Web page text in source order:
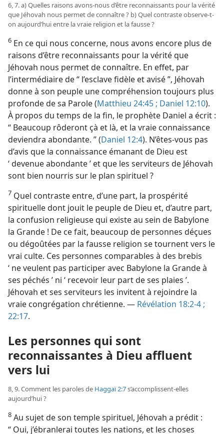
6, 7. a) Quelles raisons avons-​nous d’être reconnaissants pour la vérité
que Jéhovah nous permet de connaître ? b) Quel contraste observe-​t-​
on aujourd’hui entre la vraie religion et la fausse ?
6 En ce qui nous concerne, nous avons encore plus de
raisons d’être reconnaissants pour la vérité que
Jéhovah nous permet de connaître. En effet, par
l’intermédiaire de “ l’esclave fidèle et avisé ”, Jéhovah
donne à son peuple une compréhension toujours plus
profonde de sa Parole (Matthieu 24:45 ; Daniel 12:10).
À propos du temps de la fin, le prophète Daniel a écrit :
“ Beaucoup rôderont çà et là, et la vraie connaissance
deviendra abondante. ” (Daniel 12:4). N’êtes-​vous pas
d’avis que la connaissance émanant de Dieu est
‘ devenue abondante ’ et que les serviteurs de Jéhovah
sont bien nourris sur le plan spirituel ?
7 Quel contraste entre, d’une part, la prospérité
spirituelle dont jouit le peuple de Dieu et, d’autre part,
la confusion religieuse qui existe au sein de Babylone
la Grande ! De ce fait, beaucoup de personnes déçues
ou dégoûtées par la fausse religion se tournent vers le
vrai culte. Ces personnes comparables à des brebis
‘ ne veulent pas participer avec Babylone la Grande à
ses péchés ’ ni ‘ recevoir leur part de ses plaies ’.
Jéhovah et ses serviteurs les invitent à rejoindre la
vraie congrégation chrétienne. — Révélation 18:2-4 ;
22:17.
Les personnes qui sont
reconnaissantes à Dieu affluent
vers lui
8, 9. Comment les paroles de Haggaï 2:7s’accomplissent-​elles
aujourd’hui ?
8 Au sujet de son temple spirituel, Jéhovah a prédit :
“ Oui, j’ébranlerai toutes les nations, et les choses